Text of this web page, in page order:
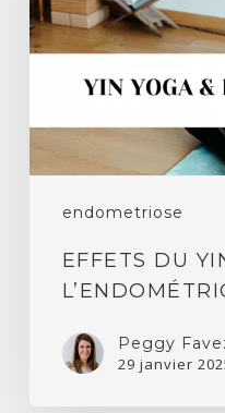
endometriose
sur
l’endométriose
EFFETS DU
Peggy
29 janvier